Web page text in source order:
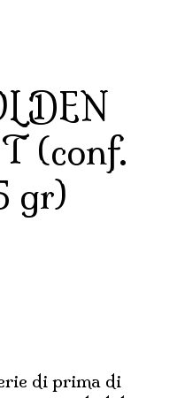
(conf.
gr)
di prima di